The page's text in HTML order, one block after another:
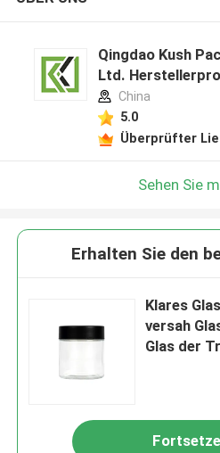
Qingdao Kush
Ltd.
China
5.0
Überprüfter
Sehen Sie
Erhalten Sie den
Klares
versah
Glas der